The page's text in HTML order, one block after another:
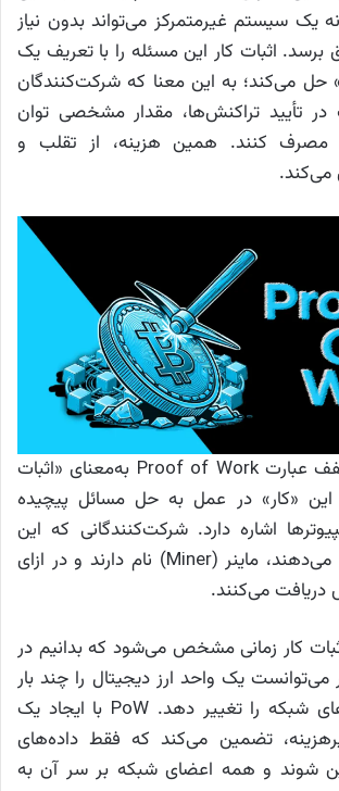
یک سیستم غیرمتمرکز می‌تواند بدون نیاز
برسد. اثبات کار این مسئله را با تعریف یک
حل می‌کند؛ به این معنا که شرکت‌کنندگان
در تأیید تراکنش‌ها، مقدار مشخصی توان
مصرف کنند. همین هزینه، از تقلب و
می‌کند.
اصطلاح PoW مخفف عبارت Proof of Work به‌معنای «اثبات
این «کار» در عمل به حل مسائل پیچیده
اشاره دارد. شرکت‌کنندگانی که این
محاسبات را انجام می‌دهند، ماینر (Miner) نام دارند و در ازای
دریافت می‌کنند.
کار زمانی مشخص می‌شود که بدانیم در
می‌توانست یک واحد ارز دیجیتال را چند بار
خرج کند یا داده‌های شبکه را تغییر دهد. PoW با ایجاد یک
پرهزینه، تضمین می‌کند که فقط داده‌های
شوند و همه اعضای شبکه بر سر آن به